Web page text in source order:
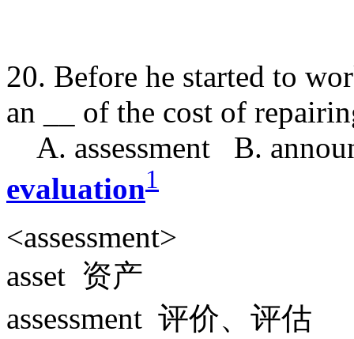
20. Before he started to
an __ of the cost of
A. assessment B.
evaluation1
<assessment>
asset 资产
assessment 评价、评估